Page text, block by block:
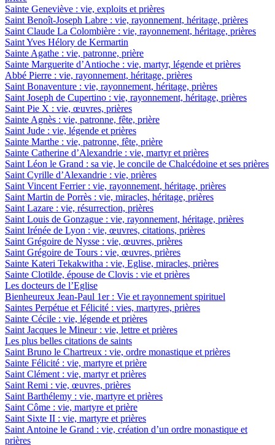
Sainte Geneviève : vie, exploits et prières
Saint Benoît-Joseph Labre : vie, rayonnement, héritage, prières
Saint Claude La Colombière : vie, rayonnement, héritage, prières
Saint Yves Hélory de Kermartin
Sainte Agathe : vie, patronne, prière
Sainte Marguerite d’Antioche : vie, martyr, légende et prières
Abbé Pierre : vie, rayonnement, héritage, prières
Saint Bonaventure : vie, rayonnement, héritage, prières
Saint Joseph de Cupertino : vie, rayonnement, héritage, prières
Saint Pie X : vie, œuvres, prières
Sainte Agnès : vie, patronne, fête, prière
Saint Jude : vie, légende et prières
Sainte Marthe : vie, patronne, fête, prière
Sainte Catherine d’Alexandrie : vie, martyr et prières
Saint Léon le Grand : sa vie, le concile de Chalcédoine et ses prières
Saint Cyrille d’Alexandrie : vie, prières
Saint Vincent Ferrier : vie, rayonnement, héritage, prières
Saint Martin de Porrès : vie, miracles, héritage, prières
Saint Lazare : vie, résurrection, prières
Saint Louis de Gonzague : vie, rayonnement, héritage, prières
Saint Irénée de Lyon : vie, œuvres, citations, prières
Saint Grégoire de Nysse : vie, œuvres, prières
Saint Grégoire de Tours : vie, œuvres, prières
Sainte Kateri Tekakwitha : vie, Eglise, miracles, prières
Sainte Clotilde, épouse de Clovis : vie et prières
Les docteurs de l’Eglise
Bienheureux Jean-Paul 1er : Vie et rayonnement spirituel
Saintes Perpétue et Félicité : vies, martyres, prières
Sainte Cécile : vie, légende et prières
Saint Jacques le Mineur : vie, lettre et prières
Les plus belles citations de saints
Saint Bruno le Chartreux : vie, ordre monastique et prières
Sainte Félicité : vie, martyre et prière
Saint Clément : vie, martyr et prières
Saint Remi : vie, œuvres, prières
Saint Barthélemy : vie, martyre et prières
Saint Côme : vie, martyre et prière
Saint Sixte II : vie, martyre et prières
Saint Antoine le Grand : vie, création d’un ordre monastique et
prières